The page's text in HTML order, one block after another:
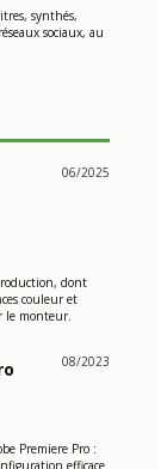
synthés,
sociaux, au
06/2025
dont
couleur et
le monteur.
08/2023
Premiere Pro :
efficace